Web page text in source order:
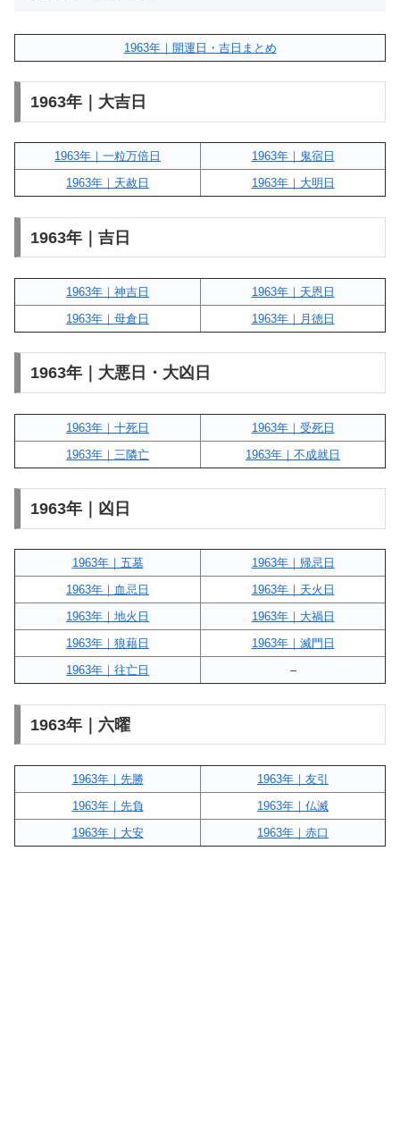
1963年｜開運日・吉日まとめ
1963年｜大吉日
1963年｜一粒万倍日
1963年｜鬼宿日
1963年｜天赦日
1963年｜大明日
1963年｜吉日
1963年｜神吉日
1963年｜天恩日
1963年｜母倉日
1963年｜月徳日
1963年｜大悪日・大凶日
1963年｜十死日
1963年｜受死日
1963年｜三隣亡
1963年｜不成就日
1963年｜凶日
1963年｜五墓
1963年｜帰忌日
1963年｜血忌日
1963年｜天火日
1963年｜地火日
1963年｜大禍日
1963年｜狼藉日
1963年｜滅門日
1963年｜往亡日
–
1963年｜六曜
1963年｜先勝
1963年｜友引
1963年｜先負
1963年｜仏滅
1963年｜大安
1963年｜赤口